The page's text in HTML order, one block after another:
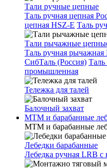
Тали ручные цепные
Таль ручная цепная
цепная HSZ-E Таль
Тали рычажные
Таль ручная
СибТаль (Россия)
промышленная
Тележка для талей
Балочный захват
МТМ и барабанные
МТМ и барабанные
Лебедки барабанные
Лебедка ручная LRB